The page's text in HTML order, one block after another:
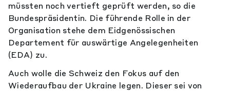
müssten noch vertieft geprüft werden, so die
Bundespräsidentin. Die führende Rolle in der
Organisation stehe dem Eidgenössischen
Departement für auswärtige Angelegenheiten
(EDA) zu.
Auch wolle die Schweiz den Fokus auf den
Wiederaufbau der Ukraine legen. Dieser sei von